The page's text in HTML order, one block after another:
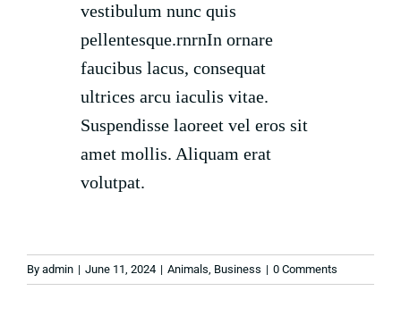
vestibulum nunc quis
pellentesque.rnrnIn ornare
faucibus lacus, consequat
ultrices arcu iaculis vitae.
Suspendisse laoreet vel eros sit
amet mollis. Aliquam erat
volutpat.
By admin | June 11, 2024 | Animals, Business | 0 Comments